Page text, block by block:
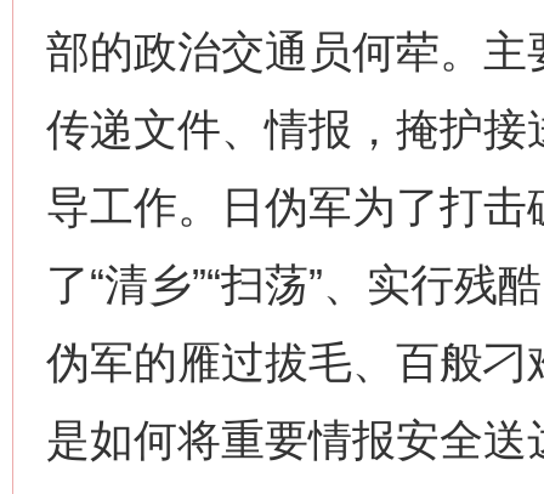
部的政治交通员何荦。
传递文件、情报，掩护
导工作。日伪军为了打
了“清乡”“扫荡”、实行残
伪军的雁过拔毛、百般
是如何将重要情报安全
在谋一域中谋全局
今